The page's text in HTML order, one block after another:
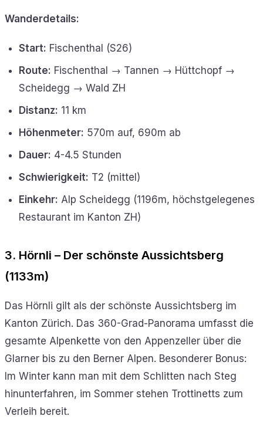
Wanderdetails:
Start: Fischenthal (S26)
Route: Fischenthal → Tannen → Hüttchopf →
Scheidegg → Wald ZH
Distanz: 11 km
Höhenmeter: 570m auf, 690m ab
Dauer: 4-4.5 Stunden
Schwierigkeit: T2 (mittel)
Einkehr: Alp Scheidegg (1196m, höchstgelegenes
Restaurant im Kanton ZH)
3. Hörnli – Der schönste Aussichtsberg
(1133m)
Das Hörnli gilt als der schönste Aussichtsberg im
Kanton Zürich. Das 360-Grad-Panorama umfasst die
gesamte Alpenkette von den Appenzeller über die
Glarner bis zu den Berner Alpen. Besonderer Bonus:
Im Winter kann man mit dem Schlitten nach Steg
hinunterfahren, im Sommer stehen Trottinetts zum
Verleih bereit.